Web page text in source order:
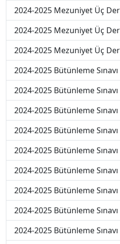
2024-2025 Mezuniyet Üç
2024-2025 Mezuniyet Üç
2024-2025 Mezuniyet Üç
2024-2025 Bütünleme
2024-2025 Bütünleme
2024-2025 Bütünleme
2024-2025 Bütünleme
2024-2025 Bütünleme
2024-2025 Bütünleme
2024-2025 Bütünleme
2024-2025 Bütünleme
2024-2025 Bütünleme